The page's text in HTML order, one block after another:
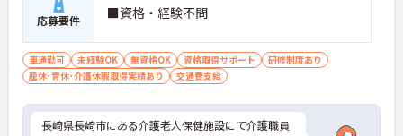
応募要件 ■資格・経験不問
車通勤可 未経験OK 無資格OK 資格取得サポート
研修制度あり
産休･育休･介護休暇取得実績あり
交通費支給
長崎県長崎市にある介護老人保健施設にて介護職員